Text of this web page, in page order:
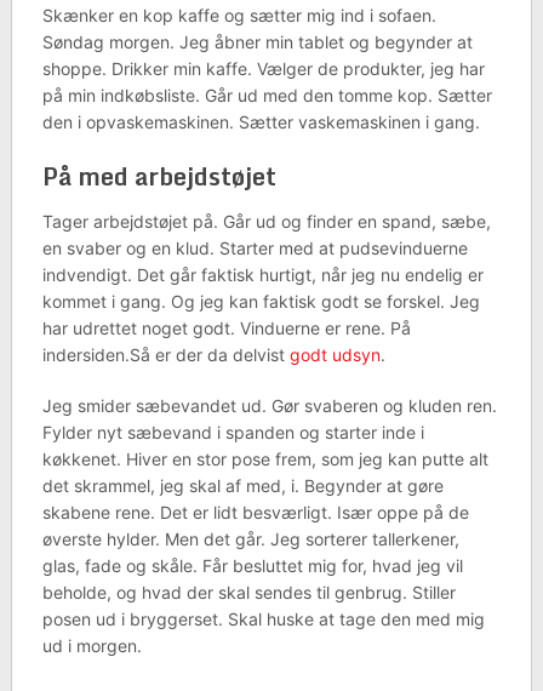
Skænker en kop kaffe og sætter mig ind i sofaen.
Søndag morgen. Jeg åbner min tablet og begynder at
shoppe. Drikker min kaffe. Vælger de produkter, jeg har
på min indkøbsliste. Går ud med den tomme kop. Sætter
den i opvaskemaskinen. Sætter vaskemaskinen i gang.
På med arbejdstøjet
Tager arbejdstøjet på. Går ud og finder en spand, sæbe,
en svaber og en klud. Starter med at pudsevinduerne
indvendigt. Det går faktisk hurtigt, når jeg nu endelig er
kommet i gang. Og jeg kan faktisk godt se forskel. Jeg
har udrettet noget godt. Vinduerne er rene. På
indersiden.Så er der da delvist godt udsyn.
Jeg smider sæbevandet ud. Gør svaberen og kluden ren.
Fylder nyt sæbevand i spanden og starter inde i
køkkenet. Hiver en stor pose frem, som jeg kan putte alt
det skrammel, jeg skal af med, i. Begynder at gøre
skabene rene. Det er lidt besværligt. Især oppe på de
øverste hylder. Men det går. Jeg sorterer tallerkener,
glas, fade og skåle. Får besluttet mig for, hvad jeg vil
beholde, og hvad der skal sendes til genbrug. Stiller
posen ud i bryggerset. Skal huske at tage den med mig
ud i morgen.